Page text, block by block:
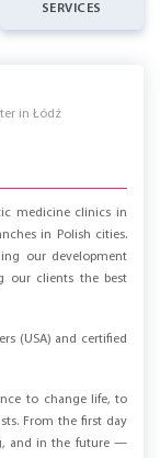
SERVICES
in Łódź
medicine clinics in
in Polish cities.
our development
our clients the best
(USA) and certified
to change life, to
From the first day
and in the future —